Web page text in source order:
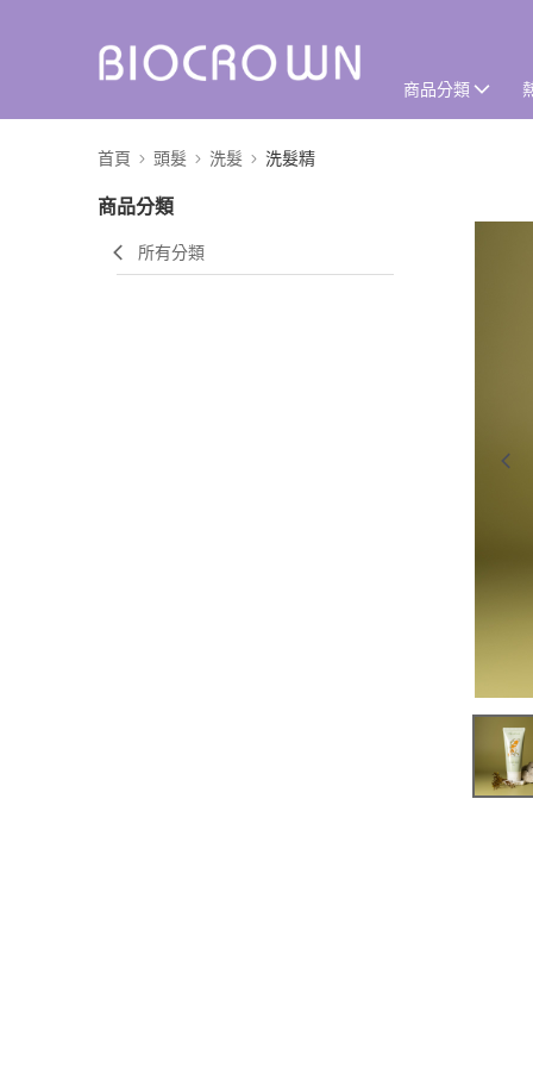
商品分類
首頁 頭髮 洗髮 洗髮精
商品分類
所有分類